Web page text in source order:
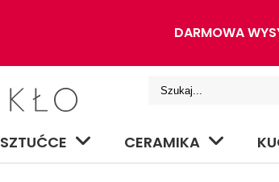
DARMOWA
SZTUĆCE CERAMIKA